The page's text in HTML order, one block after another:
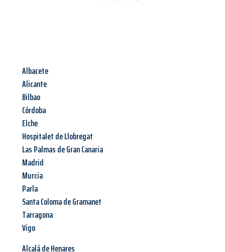
Albacete
Alicante
Bilbao
Córdoba
Elche
Hospitalet de Llobregat
Las Palmas de Gran Canaria
Madrid
Murcia
Parla
Santa Coloma de Gramanet
Tarragona
Vigo
Alcalá de Henares